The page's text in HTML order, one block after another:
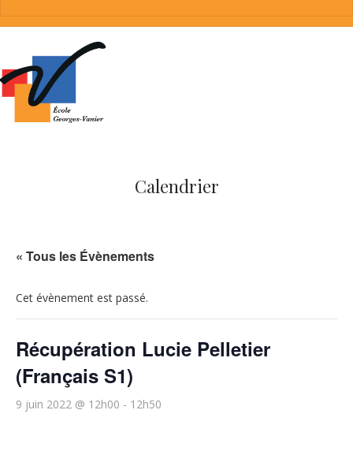
Calendrier
« Tous les Évènements
Cet évènement est passé.
Récupération Lucie Pelletier
(Français S1)
9 juin 2022 @ 12h00 - 12h50